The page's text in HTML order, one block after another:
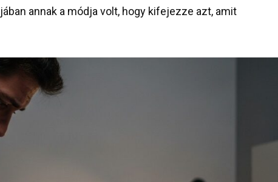
annak a módja volt, hogy kifejezze azt, amit